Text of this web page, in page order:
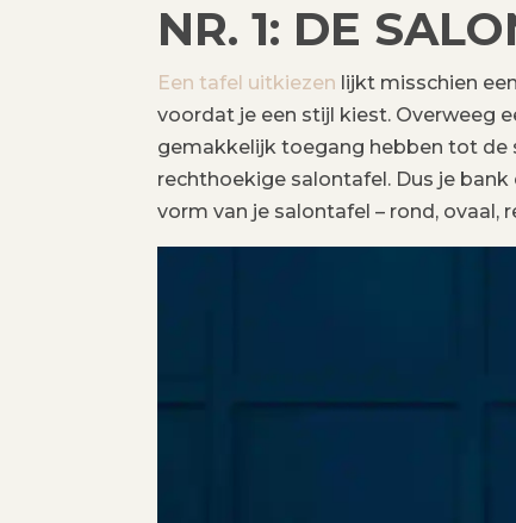
NR. 1: DE
Een tafel uitkiezen lijkt misschien
voordat je een stijl kiest. Overweeg
gemakkelijk toegang hebben tot de
rechthoekige salontafel. Dus je
vorm van je salontafel – rond, ovaal,